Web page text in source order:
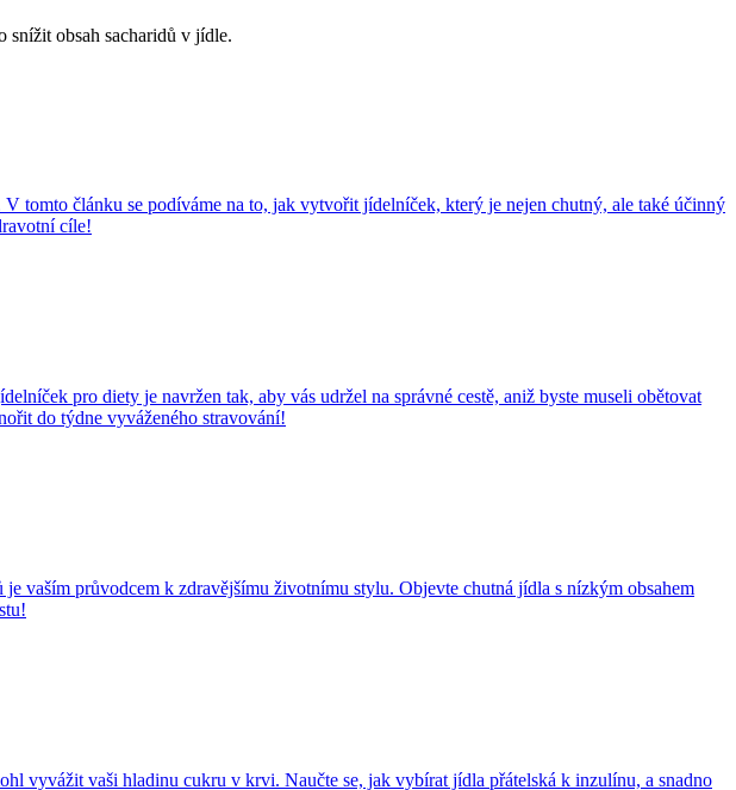
snížit obsah sacharidů v jídle.
tomto článku se podíváme na to, jak vytvořit jídelníček, který je nejen chutný, ale také účinný
cíle!
pro diety je navržen tak, aby vás udržel na správné cestě, aniž byste museli obětovat
do týdne vyváženého stravování!
vaším průvodcem k zdravějšímu životnímu stylu. Objevte chutná jídla s nízkým obsahem
vyvážit vaši hladinu cukru v krvi. Naučte se, jak vybírat jídla přátelská k inzulínu, a snadno